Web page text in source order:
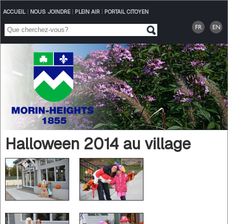
ACCUEIL| NOUS JOINDRE| PLEIN AIR| PORTAIL CITOYEN
Halloween 2014 au village